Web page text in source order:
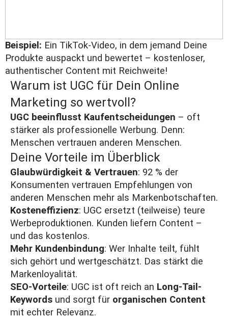
Beispiel: Ein TikTok-Video, in dem jemand Deine
Produkte auspackt und bewertet – kostenloser,
authentischer Content mit Reichweite!
Warum ist UGC für Dein Online
Marketing so wertvoll?
UGC beeinflusst Kaufentscheidungen – oft
stärker als professionelle Werbung. Denn:
Menschen vertrauen anderen Menschen.
Deine Vorteile im Überblick
Glaubwürdigkeit & Vertrauen: 92 % der
Konsumenten vertrauen Empfehlungen von
anderen Menschen mehr als Markenbotschaften.
Kosteneffizienz: UGC ersetzt (teilweise) teure
Werbeproduktionen. Kunden liefern Content –
und das kostenlos.
Mehr Kundenbindung: Wer Inhalte teilt, fühlt
sich gehört und wertgeschätzt. Das stärkt die
Markenloyalität.
SEO-Vorteile: UGC ist oft reich an Long-Tail-
Keywords und sorgt für organischen Content
mit echter Relevanz.